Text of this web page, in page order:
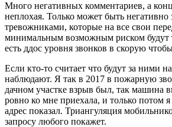
Много негативных комментариев, а
неплохая. Только может быть негативно
тревожниками, которые на все свои
минимальным возможным риском будут
есть ддос уровня звонков в скорую
Если кто-то считает что будут за ними
наблюдают. Я так в 2017 в пожарную
дачном участке взрыв был, так машина
ровно ко мне приехала, и только потом
адрес показал. Триангуляция
запросу любого покажет.